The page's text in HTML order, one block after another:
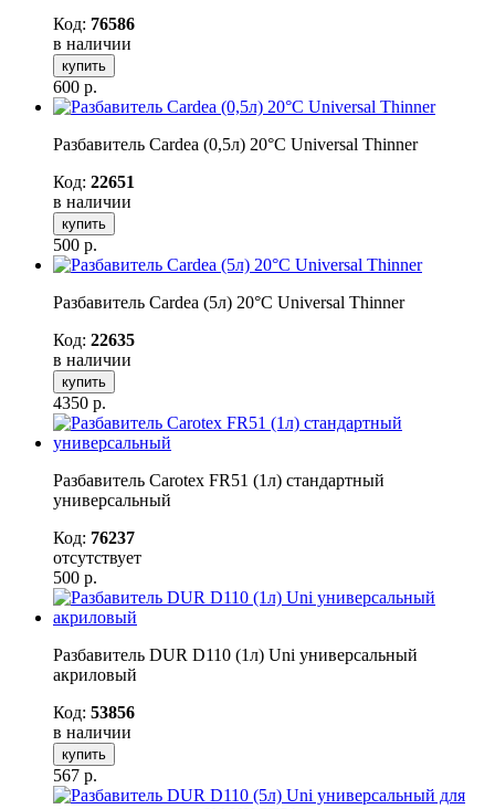
Код: 76586
в наличии
купить
600 р.
Разбавитель Cardea (0,5л) 20°С Universal Thinner
Код: 22651
в наличии
купить
500 р.
Разбавитель Cardea (5л) 20°С Universal Thinner
Код: 22635
в наличии
купить
4350 р.
Разбавитель Carotex FR51 (1л) стандартный
универсальный
Код: 76237
отсутствует
500 р.
Разбавитель DUR D110 (1л) Uni универсальный
акриловый
Код: 53856
в наличии
купить
567 р.